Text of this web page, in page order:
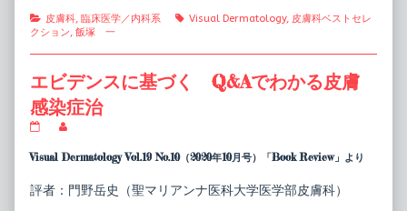
Categories
皮膚科, 臨床医学／内科系 Tags
Visual Dermatology, 皮膚科ベストセレ
クション, 飯塚 一
エビデンスに基づく Q&Aでわかる皮膚
感染症治
デ
に
posts
author
Visual Dermatology Vol.19 No.10（2020年10月号）「Book Review」より
評者：門野岳史（聖マリアンナ医科大学医学部皮膚科）